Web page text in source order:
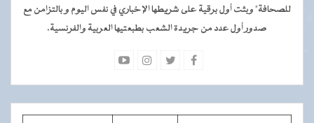
للصحافة" وبثت أول برقية على شريطها الإخباري في نفس اليوم و بالتزامن مع
صدور أول عدد من جريدة الشعب بطبعتيها العربية والفرنسية.